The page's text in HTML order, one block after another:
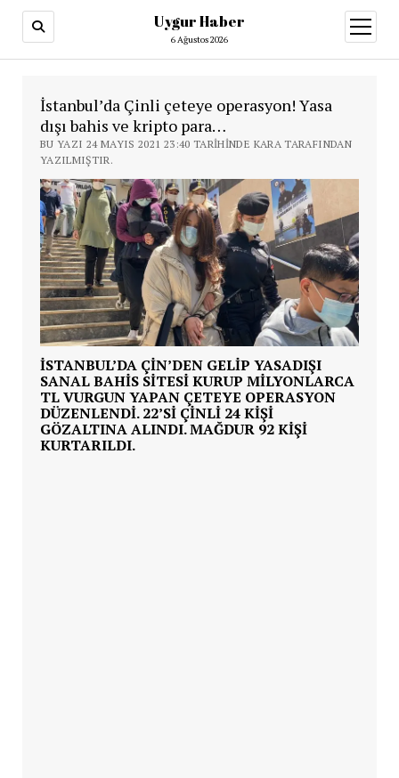
Uygur Haber
6 Ağustos 2026
aç
İstanbul’da Çinli çeteye operasyon! Yasa
dışı bahis ve kripto para…
BU YAZI 24 MAYIS 2021 23:40 TARIHINDE KARA TARAFINDAN
YAZILMIŞTIR.
İSTANBUL’DA ÇIN’DEN GELIP YASADIŞI
SANAL BAHIS SITESI KURUP MILYONLARCA
TL VURGUN YAPAN ÇETEYE OPERASYON
DÜZENLENDI. 22’SI ÇINLI 24 KIŞI
GÖZALTINA ALINDI. MAĞDUR 92 KIŞI
KURTARILDI.